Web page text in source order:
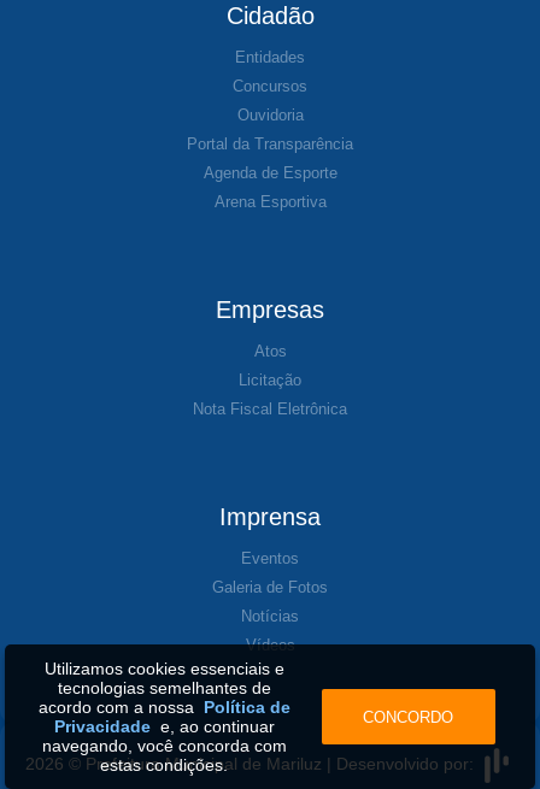
Cidadão
Entidades
Concursos
Ouvidoria
Portal da Transparência
Agenda de Esporte
Arena Esportiva
Empresas
Atos
Licitação
Nota Fiscal Eletrônica
Imprensa
Eventos
Galeria de Fotos
Notícias
Vídeos
2026 © Prefeitura Municipal de Mariluz | Desenvolvido por:
Utilizamos cookies essenciais e
tecnologias semelhantes de
acordo com a nossa Política de
Privacidadee, ao continuar
navegando, você concorda com
estas condições.
CONCORDO